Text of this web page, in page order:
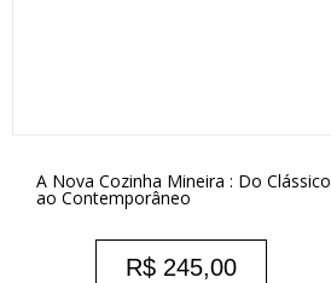
A Nova Cozinha Mineira : Do Clássico
ao Contemporâneo
R$ 245,00